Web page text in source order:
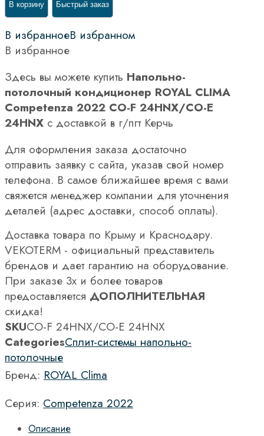
В корзину Быстрый заказ
В избранноеВ избранном
В избранное
Здесь вы можете купить Напольно-
потолочный кондиционер ROYAL CLIMA
Competenza 2022 CO-F 24HNX/CO-E
24HNX с доставкой в г/пгт Керчь
Для оформления заказа достаточно
отправить заявку с сайта, указав свой номер
телефона. В самое ближайшее время с вами
свяжется менеджер компании для уточнения
деталей (адрес доставки, способ оплаты).
Доставка товара по Крыму и Краснодару.
VEKOTERM - официальный представитель
брендов и дает гарантию на оборудование.
При заказе 3х и более товаров
предоставляется ДОПОЛНИТЕЛЬНАЯ
скидка!
SKUCO-F 24HNX/CO-E 24HNX
CategoriesСплит-системы напольно-
потолочные
Бренд: ROYAL Clima
Серия: Competenza 2022
Описание